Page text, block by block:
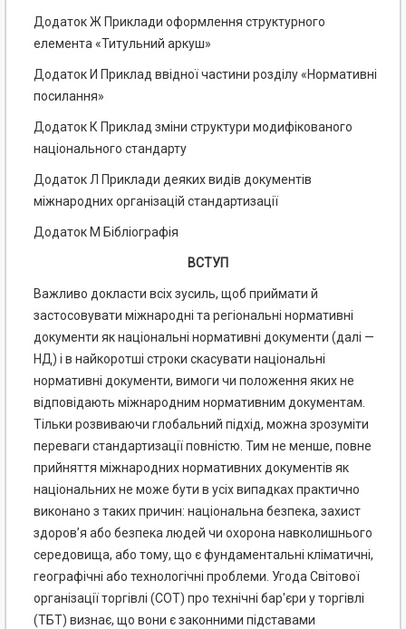
Додаток Ж Приклади оформлення структурного
елемента «Титульний аркуш»
Додаток И Приклад ввідної частини розділу «Нормативні
посилання»
Додаток К Приклад зміни структури модифікованого
національного стандарту
Додаток Л Приклади деяких видів документів
міжнародних організацій стандартизації
Додаток М Бібліографія
ВСТУП
Важливо докласти всіх зусиль, щоб приймати й
застосовувати міжнародні та регіональні нормативні
документи як національні нормативні документи (далі —
НД) і в найкоротші строки скасувати національні
нормативні документи, вимоги чи положення яких не
відповідають міжнародним нормативним документам.
Тільки розвиваючи глобальний підхід, можна зрозуміти
переваги стандартизації повністю. Тим не менше, повне
прийняття міжнародних нормативних документів як
національних не може бути в усіх випадках практично
виконано з таких причин: національна безпека, захист
здоров’я або безпека людей чи охорона навколишнього
середовища, або тому, що є фундаментальні кліматичні,
географічні або технологічні проблеми. Угода Світової
організації торгівлі (СОТ) про технічні бар'єри у торгівлі
(ТБТ) визнає, що вони є законними підставами